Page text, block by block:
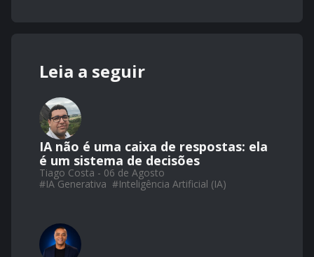
Leia a seguir
IA não é uma caixa de respostas: ela
é um sistema de decisões
Tiago Costa - 06 de Agosto
#IA Generativa #Inteligência Artificial (IA)